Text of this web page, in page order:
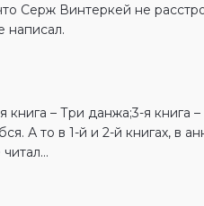
Серж Винтеркей не
написал.
– Три данжа;3-я книга
А то в 1-й и 2-й книгах, в